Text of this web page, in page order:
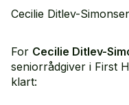
Cecilie Ditlev-
For Cecilie Ditlev-
seniorrådgiver i First
klart: